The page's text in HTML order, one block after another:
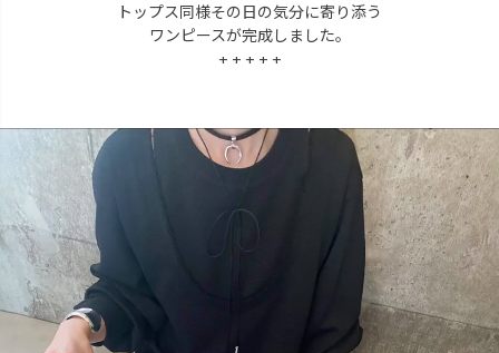
トップス同様その日の気分に寄り添う
ワンピースが完成しました。
+ + + + +